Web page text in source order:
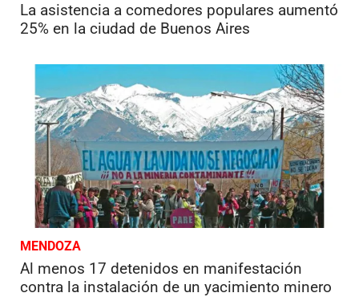
La asistencia a comedores populares aumentó
25% en la ciudad de Buenos Aires
MENDOZA
Al menos 17 detenidos en manifestación
contra la instalación de un yacimiento minero